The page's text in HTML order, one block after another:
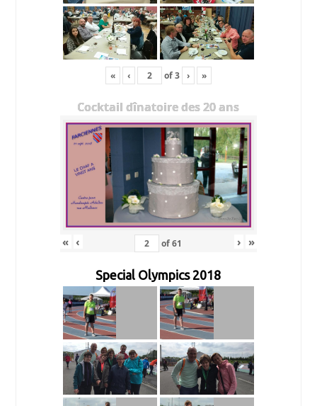
« ‹ of3 › »
Cocktail dînatoire des 20 ans
« ‹ of61 › »
Special Olympics 2018